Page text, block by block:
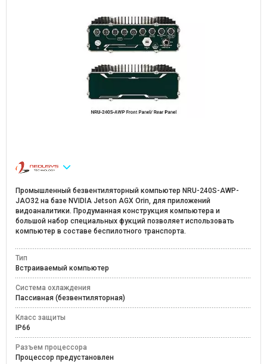
Промышленный безвентиляторный компьютер NRU-240S-AWP-
JAO32 на базе NVIDIA Jetson AGX Orin, для приложений
видоаналитики. Продуманная конструкция компьютера и
большой набор специальных фукций позволяет использовать
компьютер в составе беспилотного транспорта.
Тип
Встраиваемый компьютер
Система охлаждения
Пассивная (безвентиляторная)
Класс защиты
IP66
Разъем процессора
Процессор предустановлен